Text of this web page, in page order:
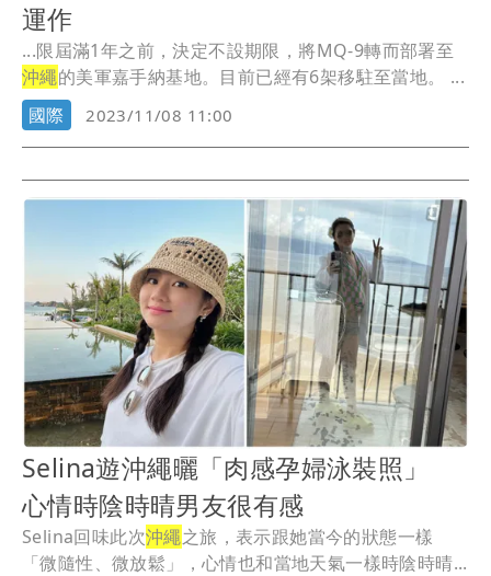
運作
...限屆滿1年之前，決定不設期限，將MQ-9轉而部署至
沖繩的美軍嘉手納基地。目前已經有6架移駐至當地。 ...
國際
2023/11/08 11:00
Selina遊沖繩曬「肉感孕婦泳裝照」
心情時陰時晴男友很有感
Selina回味此次沖繩之旅，表示跟她當今的狀態一樣
「微隨性、微放鬆」，心情也和當地天氣一樣時陰時晴...